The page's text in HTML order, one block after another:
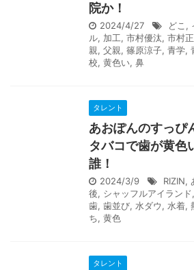
院か！
2024/4/27 どこ ,
ル, 加工, 市村優汰, 市村
親, 父親, 篠原涼子, 青学,
校, 黄色い, 鼻
タレント
あおぽんのすっぴ
タバコで歯が黄色
誰！
2024/3/9 RIZIN,
後, シャッフルアイランド,
歯, 歯並び, 水ダウ, 水着,
ち, 黄色
タレント